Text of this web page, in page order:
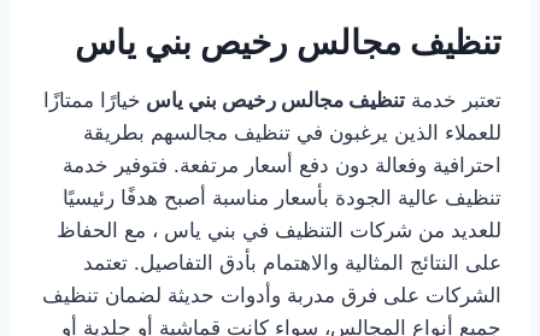
تنظيف مجالس رخيص بني ياس
تعتبر خدمة تنظيف مجالس رخيص بني ياس خيارًا ممتازًا
للعملاء الذين يرغبون في تنظيف مجالسهم بطريقة
احترافية وفعالة دون دفع أسعار مرتفعة. فتوفير خدمة
تنظيف عالية الجودة بأسعار مناسبة أصبح هدفًا رئيسيًا
للعديد من شركات التنظيف في بني ياس ، مع الحفاظ
على النتائج المثالية والاهتمام بأدق التفاصيل. تعتمد
الشركات على فرق مدربة وأدوات حديثة لضمان تنظيف
جميع أنواع المجالس، سواء كانت قماشية أو جلدية أو